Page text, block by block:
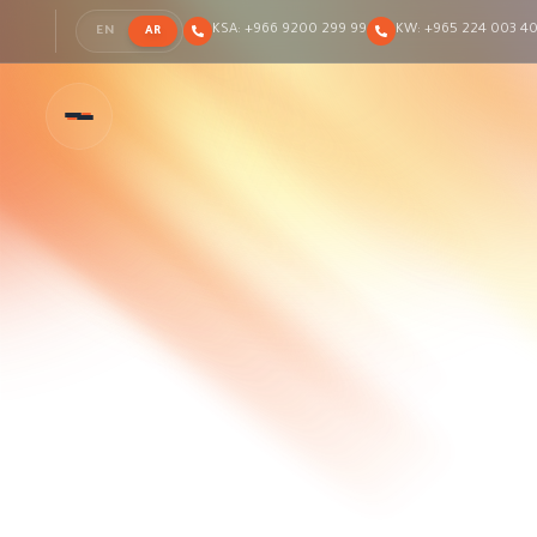
KW: +965 224 003 40
KSA: +966 9200 299 99
EN AR